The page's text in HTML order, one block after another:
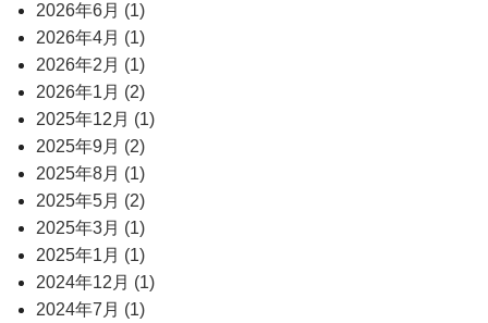
2026年6月 (1)
2026年4月 (1)
2026年2月 (1)
2026年1月 (2)
2025年12月 (1)
2025年9月 (2)
2025年8月 (1)
2025年5月 (2)
2025年3月 (1)
2025年1月 (1)
2024年12月 (1)
2024年7月 (1)